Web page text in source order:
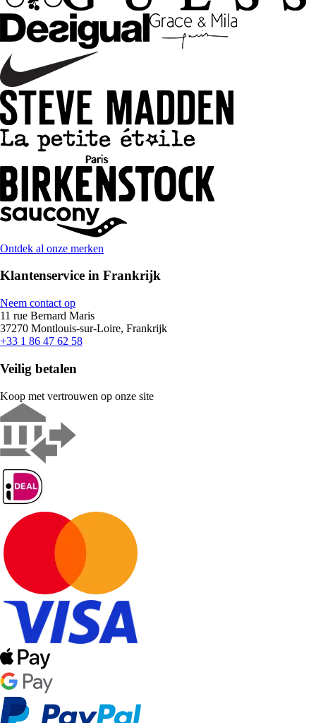
Ontdek al onze merken
Klantenservice in Frankrijk
Neem contact op
11 rue Bernard Maris
37270 Montlouis-sur-Loire, Frankrijk
+33 1 86 47 62 58
Veilig betalen
Koop met vertrouwen op onze site